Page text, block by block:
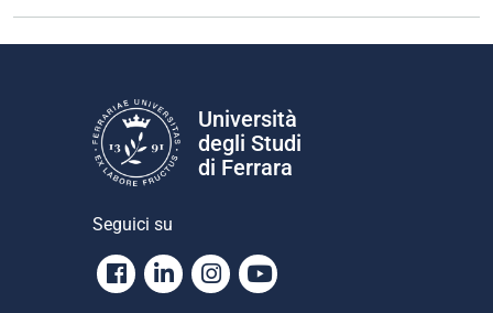
Università
degli Studi
di Ferrara
Seguici su
Facebook
LinkedinInstagram
Youtube